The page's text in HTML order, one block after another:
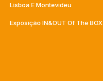
Lisboa E Montevideu
Exposição IN&OUT Of The BOX